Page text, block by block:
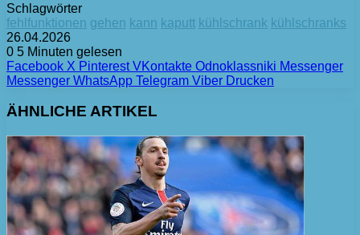
Schlagwörter
fehlfunktionen gehen kann kaputt kühlschrank kühlschranks
26.04.2026
0 5 Minuten gelesen
Facebook X Pinterest VKontakte Odnoklassniki Messenger
Messenger WhatsApp Telegram Viber Drucken
ÄHNLICHE ARTIKEL